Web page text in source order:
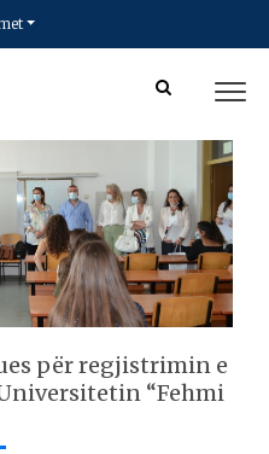
për regjistrimin e
“Fehmi